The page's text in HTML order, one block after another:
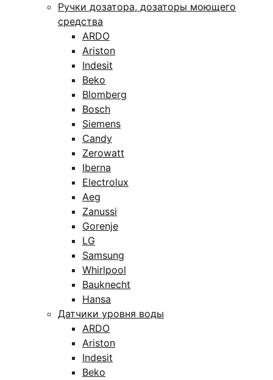
Ручки дозатора, дозаторы моющего
средства
ARDO
Ariston
Indesit
Beko
Blomberg
Bosch
Siemens
Candy
Zerowatt
Iberna
Electrolux
Aeg
Zanussi
Gorenje
LG
Samsung
Whirlpool
Bauknecht
Hansa
Датчики уровня воды
ARDO
Ariston
Indesit
Beko